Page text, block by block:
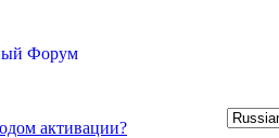
активации?